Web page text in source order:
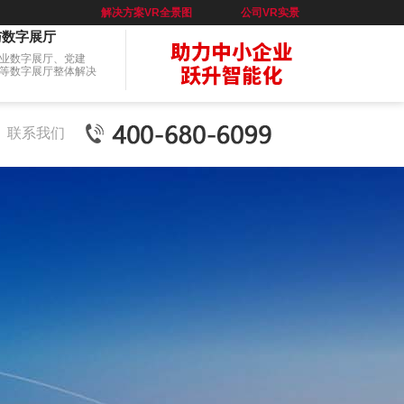
公司VR实景
解决方案VR全景图
字展厅
数字展厅、党建
数字展厅整体解决
联系我们